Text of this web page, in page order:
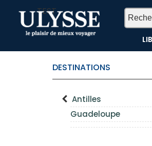
TEST
DESTINATIONS
Antilles
Guadeloupe